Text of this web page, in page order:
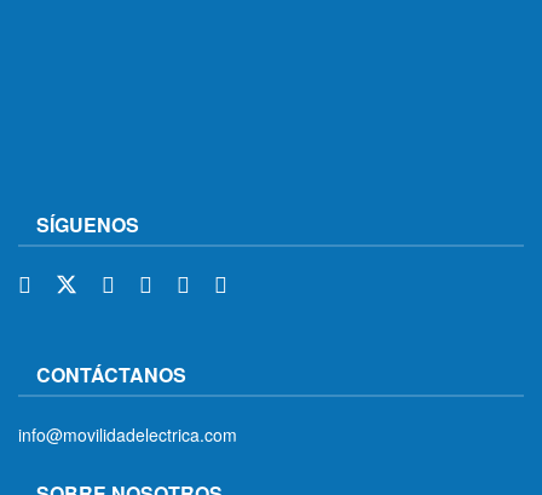
SÍGUENOS
CONTÁCTANOS
info@movilidadelectrica.com